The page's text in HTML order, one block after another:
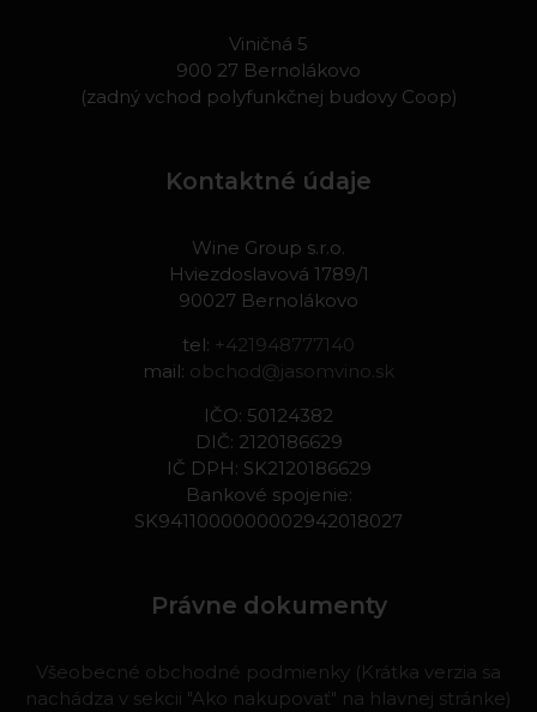
Viničná 5
900 27 Bernolákovo
(zadný vchod polyfunkčnej budovy Coop)
Kontaktné údaje
Wine Group s.r.o.
Hviezdoslavová 1789/1
90027 Bernolákovo
tel: +421948777140
mail: obchod@jasomvino.sk
IČO: 50124382
DIČ: 2120186629
IČ DPH: SK2120186629
Bankové spojenie:
SK9411000000002942018027
Právne dokumenty
Všeobecné obchodné podmienky (Krátka verzia sa
nachádza v sekcii "Ako nakupovať" na hlavnej stránke)